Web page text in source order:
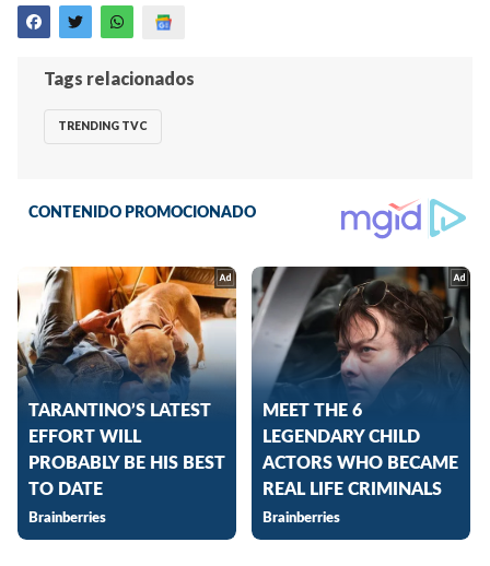
Tags relacionados
TRENDING TVC